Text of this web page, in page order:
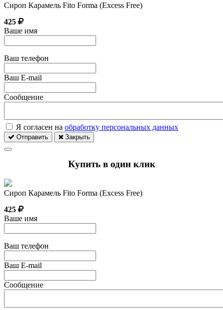
Сироп Карамель Fito Forma (Excess Free)
425
Ваше имя
Ваш телефон
Ваш E-mail
Сообщение
Я согласен на обработку персональных данных
Отправить Закрыть
Купить в один клик
Сироп Карамель Fito Forma (Excess Free)
425
Ваше имя
Ваш телефон
Ваш E-mail
Сообщение